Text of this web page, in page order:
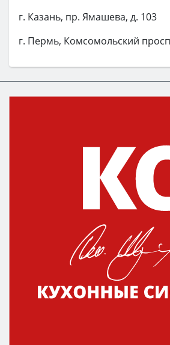
г. Казань, пр. Ямашева, д. 103
г. Пермь, Комсомольский